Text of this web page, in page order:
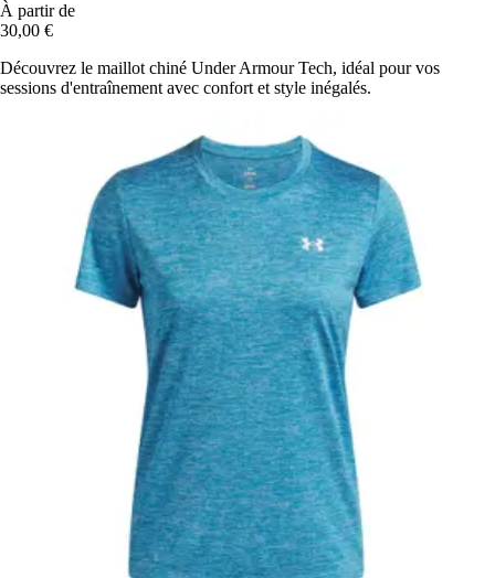
À partir de
30,00 €
Découvrez le maillot chiné Under Armour Tech, idéal pour vos
sessions d'entraînement avec confort et style inégalés.